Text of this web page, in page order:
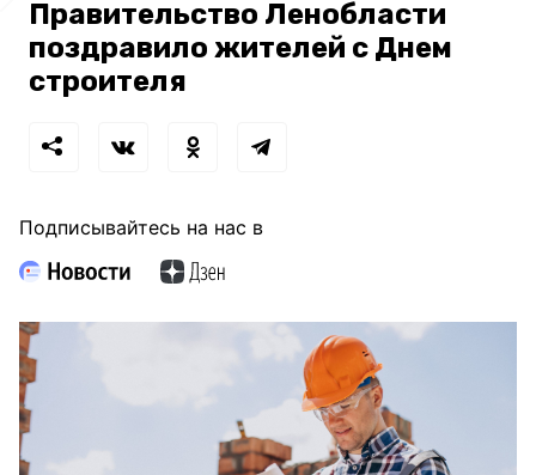
Правительство Ленобласти
поздравило жителей с Днем
строителя
Подписывайтесь на нас в